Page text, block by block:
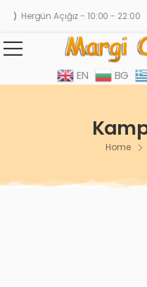
Hergün Açığız - 10:00 - 22:00
EN BG
Home